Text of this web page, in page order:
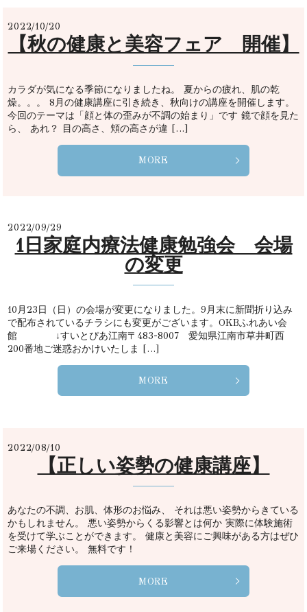
2022/10/20
【秋の健康と美容フェア 開催】
カラダが気になる季節になりましたね。 夏からの疲れ、肌の乾
燥。。。 8月の健康講座に引き続き、秋向けの講座を開催します。
今回のテーマは「顔と体の歪みが不調の始まり」です 鏡で顔を見た
ら、 あれ？ 目の高さ、頬の高さが違 […]
MORE
2022/09/29
1日家庭内療法健康勉強会 会場
の変更
10月23日（日）の会場が変更になりました。9月末に新聞折り込み
で配布されているチラシにも変更がございます。OKBふれあい会
館 ↓すいとぴあ江南〒483-8007 愛知県江南市草井町西
200番地ご迷惑おかけいたしま […]
MORE
2022/08/10
【正しい姿勢の健康講座】
あなたの不調、お肌、体形のお悩み、 それは悪い姿勢からきている
かもしれません。 悪い姿勢からくる影響とは何か 実際に体験施術
を受けて学ぶことができます。 健康と美容にご興味がある方はぜひ
ご来場ください。 無料です！
MORE